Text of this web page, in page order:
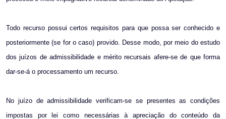
Todo recurso possui certos requisitos para que possa ser conhecido e
posteriormente (se for o caso) provido. Desse modo, por meio do estudo
dos juízos de admissibilidade e mérito recursais afere-se de que forma
dar-se-á o processamento um recurso.
No juízo de admissibilidade verificam-se se presentes as condições
impostas por lei como necessárias à apreciação do conteúdo da